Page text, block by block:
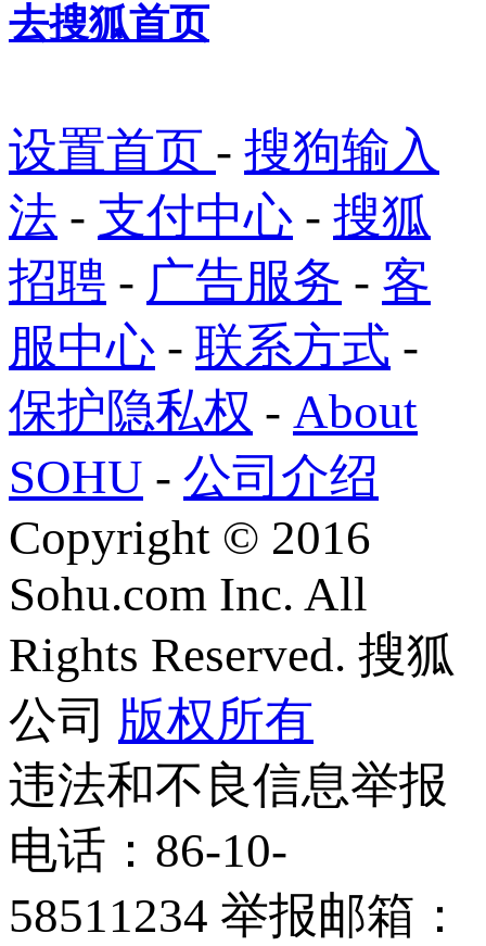
去搜狐首页
设置首页 - 搜狗输入
法 - 支付中心 - 搜狐
招聘 - 广告服务 - 客
服中心 - 联系方式 -
保护隐私权 - About
SOHU - 公司介绍
Copyright © 2016
Sohu.com Inc. All
Rights Reserved. 搜狐
公司 版权所有
违法和不良信息举报
电话：86-10-
58511234 举报邮箱：